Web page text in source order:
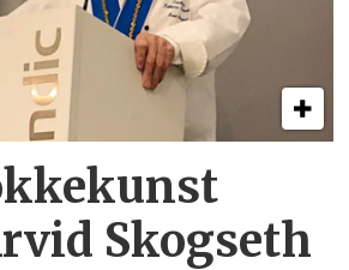
Skogseth